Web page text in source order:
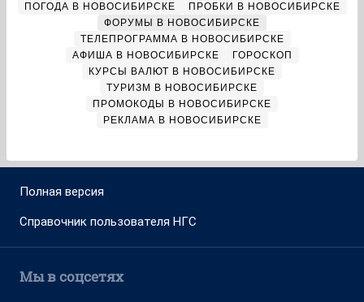
ПОГОДА В НОВОСИБИРСКЕ
ПРОБКИ В НОВОСИБИРСКЕ
ФОРУМЫ В НОВОСИБИРСКЕ
ТЕЛЕПРОГРАММА В НОВОСИБИРСКЕ
АФИША В НОВОСИБИРСКЕ
ГОРОСКОП
КУРСЫ ВАЛЮТ В НОВОСИБИРСКЕ
ТУРИЗМ В НОВОСИБИРСКЕ
ПРОМОКОДЫ В НОВОСИБИРСКЕ
РЕКЛАМА В НОВОСИБИРСКЕ
Полная версия
Справочник пользователя НГС
Мы в соцсетях